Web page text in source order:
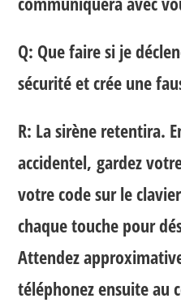
Q: Que faire si je
sécurité et crée une
R: La sirène retentira.
accidentel, gardez
votre code sur le
chaque touche pour
Attendez
téléphonez ensuite au